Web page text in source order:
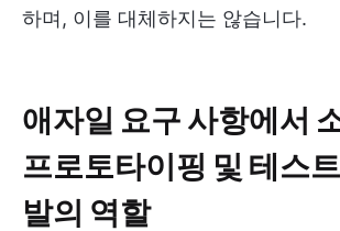
하며, 이를 대체하지는 않습니다.
애자일 요구 사항에서
프로토타이핑 및 테스
발의 역할